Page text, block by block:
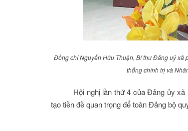
Đồng chí Nguyễn Hữu Thuận, Bí thư Đảng uỷ xã
thống chính trị và
Hội nghị lần thứ 4 của Đảng ủy
tạo tiền đề quan trọng để toàn Đảng bộ